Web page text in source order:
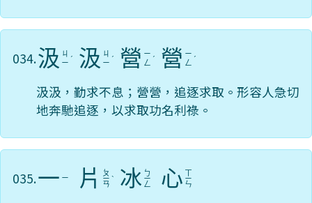
034.汲 ㄐ
ㄧ ˊ 汲 ㄐ
ㄧ ˊ 營 ㄧ
ㄥ
ˊ 營 ㄧ
ㄥ
ˊ
汲汲，勤求不息；營營，追逐求取。形容人急切
地奔馳追逐，以求取功名利祿。
035.一 ㄧ 片 ㄆ
ㄧ
ㄢ
ˋ 冰 ㄅ
ㄧ
ㄥ 心 ㄧ
ㄣ